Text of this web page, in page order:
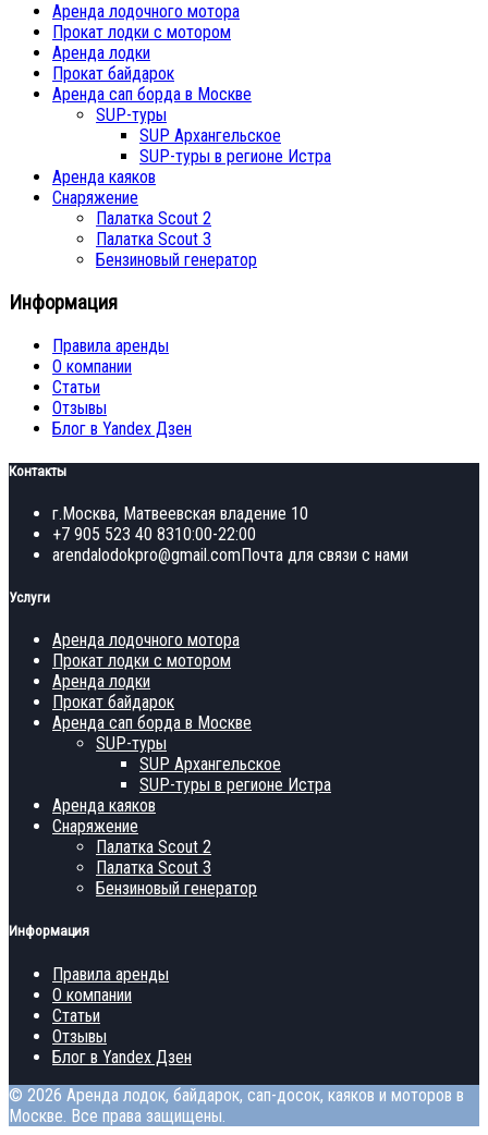
Аренда лодочного мотора
Прокат лодки с мотором
Аренда лодки
Прокат байдарок
Аренда сап борда в Москве
SUP-туры
SUP Архангельское
SUP-туры в регионе Истра
Аренда каяков
Снаряжение
Палатка Scout 2
Палатка Scout 3
Бензиновый генератор
Информация
Правила аренды
О компании
Статьи
Отзывы
Блог в Yandex Дзен
Контакты
г.Москва, Матвеевская владение 10
+7 905 523 40 8310:00-22:00
arendalodokpro@gmail.comПочта для связи с нами
Услуги
Аренда лодочного мотора
Прокат лодки с мотором
Аренда лодки
Прокат байдарок
Аренда сап борда в Москве
SUP-туры
SUP Архангельское
SUP-туры в регионе Истра
Аренда каяков
Снаряжение
Палатка Scout 2
Палатка Scout 3
Бензиновый генератор
Информация
Правила аренды
О компании
Статьи
Отзывы
Блог в Yandex Дзен
© 2026 Аренда лодок, байдарок, сап-досок, каяков и моторов в
Москве. Все права защищены.